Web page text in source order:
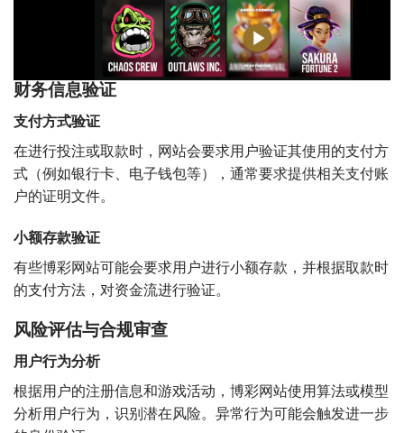
财务信息验证
支付方式验证
在进行投注或取款时，网站会要求用户验证其使用的支付方
式（例如银行卡、电子钱包等），通常要求提供相关支付账
户的证明文件。
小额存款验证
有些博彩网站可能会要求用户进行小额存款，并根据取款时
的支付方法，对资金流进行验证。
风险评估与合规审查
用户行为分析
根据用户的注册信息和游戏活动，博彩网站使用算法或模型
分析用户行为，识别潜在风险。异常行为可能会触发进一步